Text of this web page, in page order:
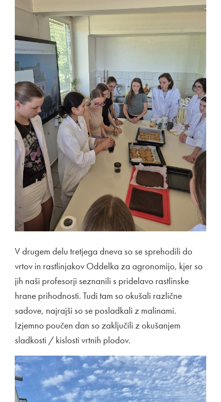
V drugem delu tretjega dneva so se sprehodili do
vrtov in rastlinjakov Oddelka za agronomijo, kjer so
jih naši profesorji seznanili s pridelavo rastlinske
hrane prihodnosti. Tudi tam so okušali različne
sadove, najrajši so se posladkali z malinami.
Izjemno poučen dan so zaključili z okušanjem
sladkosti / kislosti vrtnih plodov.